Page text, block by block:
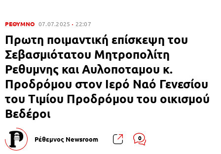
ΡΕΘΥΜΝΟ 07.07.2025 22:07
Πρωτη ποιμαντική επίσκεψη του
Σεβασμιότατου Μητροπολίτη
Ρεθυμνης και Αυλοποταμου κ.
Προδρόμου στον Ιερό Ναό Γενεσίου
του Τιμίου Προδρόμου του οικισμού
Βεδέροι
Ρέθεμνος Newsroom 0